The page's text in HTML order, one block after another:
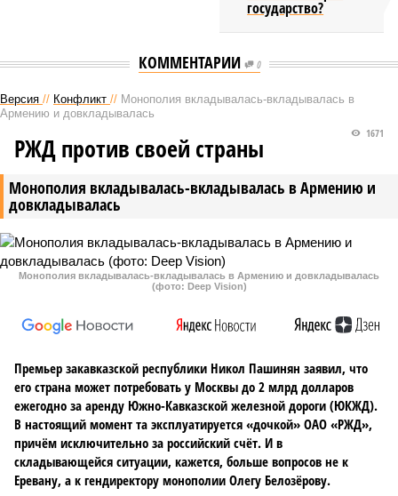
государство?
КОММЕНТАРИИ 0
Версия // Конфликт // Монополия вкладывалась-вкладывалась в
Армению и довкладывалась
Монополия вкладывалась-вкладывалась в Армению и
довкладывалась
1671
РЖД против своей страны
Монополия вкладывалась-вкладывалась в Армению и довкладывалась
(фото: Deep Vision)
Премьер закавказской республики Никол Пашинян заявил, что
его страна может потребовать у Москвы до 2 млрд долларов
ежегодно за аренду Южно-Кавказской железной дороги (ЮКЖД).
В настоящий момент та эксплуатируется «дочкой» ОАО «РЖД»,
причём исключительно за российский счёт. И в
складывающейся ситуации, кажется, больше вопросов не к
Еревану, а к гендиректору монополии Олегу Белозёрову.